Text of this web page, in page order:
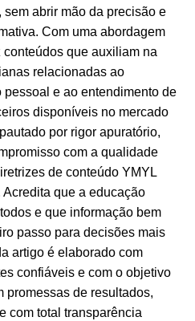
sem abrir mão da precisão e
Com uma abordagem
que auxiliam na
relacionadas ao
e ao entendimento de
disponíveis no mercado
por rigor apuratório,
com a qualidade
de conteúdo YMYL
Acredita que a educação
e que informação bem
passo para decisões mais
artigo é elaborado com
confiáveis e com o objetivo
promessas de resultados,
com total transparência